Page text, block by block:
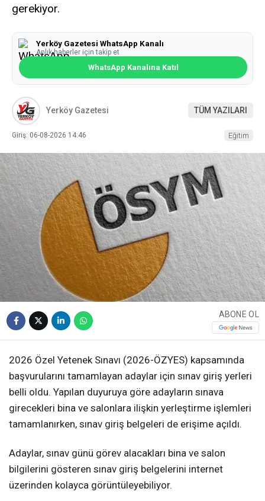
gerekiyor.
Yerköy Gazetesi WhatsApp Kanalı
Anlık haberler için takip et
WhatsApp Kanalına Katıl
Yerköy Gazetesi TÜM YAZILARI
Giriş: 06-08-2026 14:46 Eğitim
ABONE OL
2026 Özel Yetenek Sınavı (2026-ÖZYES) kapsamında
başvurularını tamamlayan adaylar için sınav giriş yerleri
belli oldu. Yapılan duyuruya göre adayların sınava
girecekleri bina ve salonlara ilişkin yerleştirme işlemleri
tamamlanırken, sınav giriş belgeleri de erişime açıldı.
Adaylar, sınav günü görev alacakları bina ve salon
bilgilerini gösteren sınav giriş belgelerini internet
üzerinden kolayca görüntüleyebiliyor.